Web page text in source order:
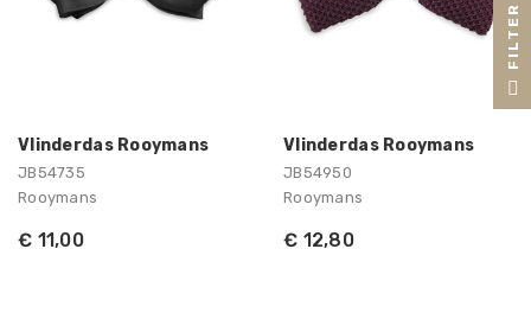
Vlinderdas Rooymans
JB54735
Rooymans
€ 11,00
Vlinderdas Rooymans
JB54950
Rooymans
€ 12,80
R